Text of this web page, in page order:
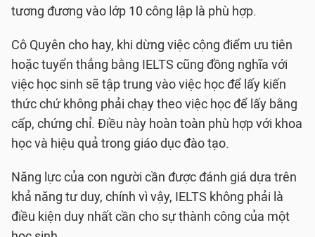
tương đương vào lớp 10 công lập là phù hợp.
Cô Quyên cho hay, khi dừng việc cộng điểm ưu tiên
hoặc tuyển thẳng bằng IELTS cũng đồng nghĩa với
việc học sinh sẽ tập trung vào việc học để lấy kiến
thức chứ không phải chạy theo việc học để lấy bằng
cấp, chứng chỉ. Điều này hoàn toàn phù hợp với khoa
học và hiệu quả trong giáo dục đào tạo.
Năng lực của con người cần được đánh giá dựa trên
khả năng tư duy, chính vì vậy, IELTS không phải là
điều kiện duy nhất cần cho sự thành công của một